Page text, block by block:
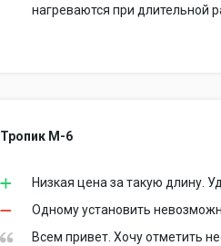
нагреваются при длительной
Тропик М-6
Низкая цена за такую длину.
Одному установить
Всем привет. Хочу отметить